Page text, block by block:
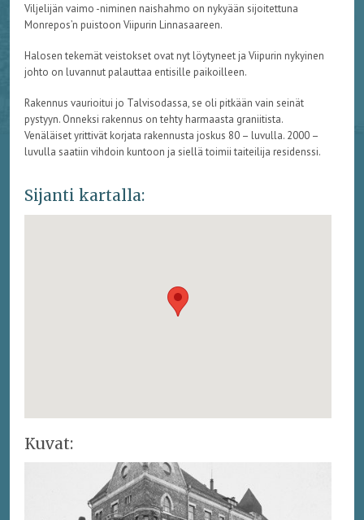
Viljelijän vaimo -niminen naishahmo on nykyään sijoitettuna
Monrepos’n puistoon Viipurin Linnasaareen.
Halosen tekemät veistokset ovat nyt löytyneet ja Viipurin nykyinen
johto on luvannut palauttaa entisille paikoilleen.
Rakennus vaurioitui jo Talvisodassa, se oli pitkään vain seinät
pystyyn. Onneksi rakennus on tehty harmaasta graniitista.
Venäläiset yrittivät korjata rakennusta joskus 80 – luvulla. 2000 –
luvulla saatiin vihdoin kuntoon ja siellä toimii taiteilija residenssi.
Sijanti kartalla:
Kuvat: